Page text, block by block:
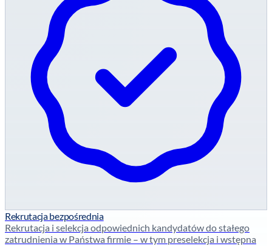
Rekrutacja bezpośrednia
Rekrutacja i selekcja odpowiednich kandydatów do stałego
zatrudnienia w Państwa firmie – w tym preselekcja i wstępna